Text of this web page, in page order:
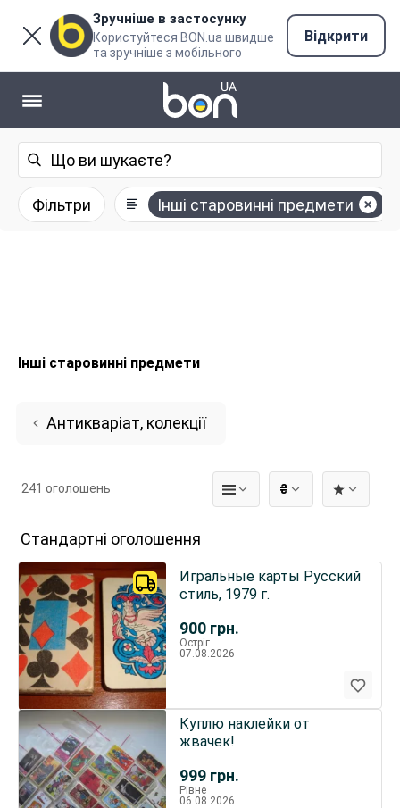
Зручніше в застосунку
Користуйтеся BON.ua швидше
та зручніше з мобільного
Відкрити
Фільтри Інші старовинні предмети
Інші старовинні предмети
Антикваріат, колекції
₴
241 оголошень
Стандартні оголошення
900 грн.
Игральные карты Русский
стиль, 1979 г.
Остріг
07.08.2026
999 грн.
Куплю наклейки от
жвачек!
Рівне
06.08.2026